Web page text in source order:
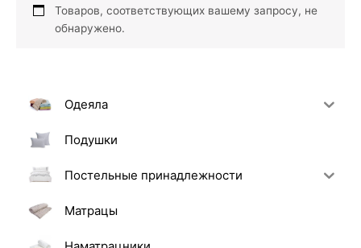
Одеяла
Подушки
Постельные принадлежности
Матрацы
Товаров, соответствующих вашему запросу, не
обнаружено.